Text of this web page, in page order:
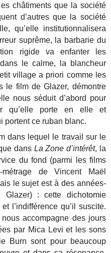
châtiments que la société
d’autres que la société
qu’elle institutionnalisera
suprême, la barbarie du
rigide va enfanter les
le calme, la blancheur
village a priori comme les
le film de Glazer, démontre
nous séduit d’abord pour
qu’elle porte en elle et
portent ce ruban blanc.
dans lequel le travail sur le
dans La Zone d’intérêt, la
du fond (parmi les films
de Vincent Maël
le sujet est à des années-
: cette dichotomie
l’indifférence qu’il suscite.
accompagne des jours
par Mica Levi et les sons
Burn sont pour beaucoup